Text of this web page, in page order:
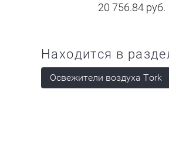
20 756.84руб.
Находится в
Освежители воздуха Tork